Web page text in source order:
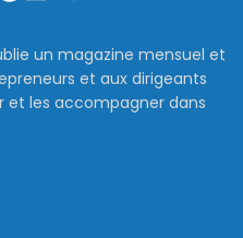
un magazine mensuel et
et aux dirigeants
et les accompagner dans